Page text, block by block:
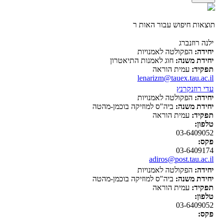
תוצאות חיפוש עבור האות ר
ילנה רוזנברג
יחידה: הפקולטה לאמנויות
יחידת משנה: חוג לאמנות התיאטרון
תפקיד: עמית הוראה
lenarizm@tauex.tau.ac.il
עדי רוזנקרנץ
יחידה: הפקולטה לאמנויות
יחידת משנה: ביה"ס למוזיקה בוכמן-מהטה
תפקיד: עמית הוראה
טלפון:
03-6409052
פקס:
03-6409174
adiros@post.tau.ac.il
יחידה: הפקולטה לאמנויות
יחידת משנה: ביה"ס למוזיקה בוכמן-מהטה
תפקיד: עמית הוראה
טלפון:
03-6409052
פקס: